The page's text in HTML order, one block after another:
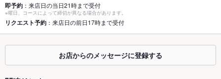
座敷 なし ：座敷はありません。
掘りごたつ なし ：掘りごたつはありません。
なし ：全席テーブルのお席となります。
即予約 ：来店日の当日21時まで受付
※曜日、コースによって締切が異なる場合があります。
リクエスト予約 ：来店日の前日17時まで受付
お店からのメッセージに登録する